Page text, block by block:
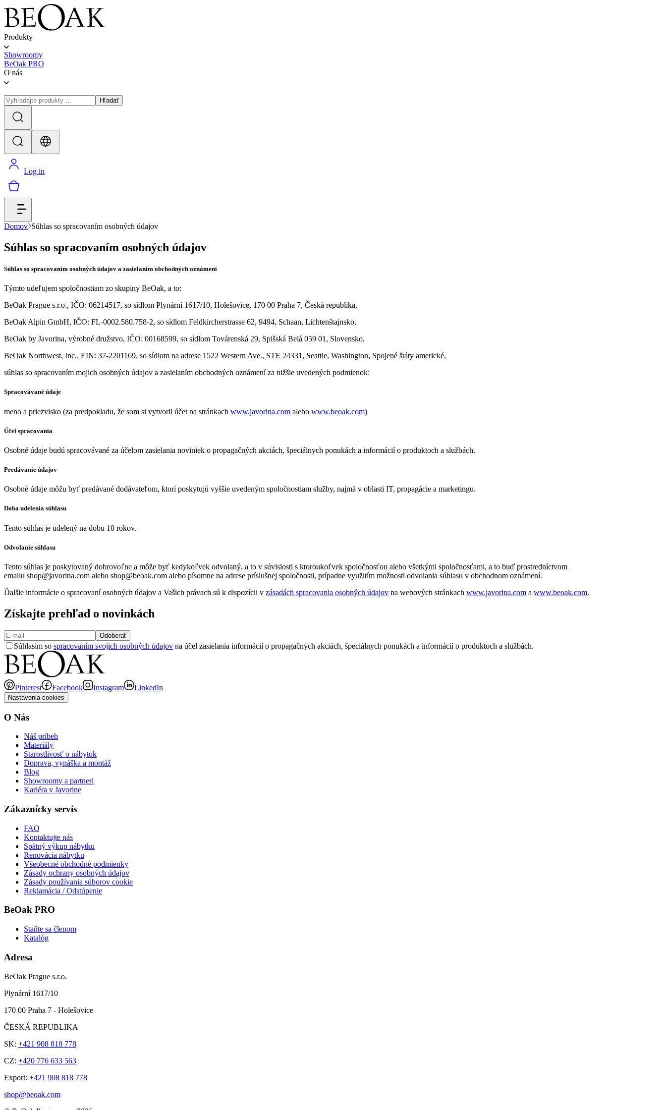
Produkty
Showroomy
BeOak PRO
O nás
Hľadať
Log in
Domov Súhlas so spracovaním osobných údajov
Súhlas so spracovaním osobných údajov
Súhlas so spracovaním osobných údajov a zasielaním obchodných oznámení
Týmto udeľujem spoločnostiam zo skupiny BeOak, a to:
BeOak Prague s.r.o., IČO: 06214517, so sídlom Plynární 1617/10, Holešovice, 170 00 Praha 7, Česká republika,
BeOak Alpin GmbH, IČO: FL-0002.580.758-2, so sídlom Feldkircherstrasse 62, 9494, Schaan, Lichtenštajnsko,
BeOak by Javorina, výrobné družstvo, IČO: 00168599, so sídlom Továrenská 29, Spišská Belá 059 01, Slovensko,
BeOak Northwest, Inc., EIN: 37-2201169, so sídlom na adrese 1522 Western Ave., STE 24331, Seattle, Washington, Spojené štáty americké,
súhlas so spracovaním mojich osobných údajov a zasielaním obchodných oznámení za nižšie uvedených podmienok:
Spracovávané údaje
meno a priezvisko (za predpokladu, že som si vytvoril účet na stránkach www.javorina.com alebo www.beoak.com)
Účel spracovania
Osobné údaje budú spracovávané za účelom zasielania noviniek o propagačných akciách, špeciálnych ponukách a informácií o produktoch a službách.
Predávanie údajov
Osobné údaje môžu byť predávané dodávateľom, ktorí poskytujú vyššie uvedeným spoločnostiam služby, najmä v oblasti IT, propagácie a marketingu.
Doba udelenia súhlasu
Tento súhlas je udelený na dobu 10 rokov.
Odvolanie súhlasu
Tento súhlas je poskytovaný dobrovoľne a môže byť kedykoľvek odvolaný, a to v súvislosti s ktoroukoľvek spoločnosťou alebo všetkými spoločnosťami, a to buď prostredníctvom
emailu shop@javorina.com alebo shop@beoak.com alebo písomne na adrese príslušnej spoločnosti, prípadne využitím možnosti odvolania súhlasu v obchodnom oznámení.
Ďalšie informácie o spracovaní osobných údajov a Vašich právach sú k dispozícii v zásadách spracovania osobných údajov na webových stránkach www.javorina.com a www.beoak.com.
Získajte prehľad o novinkách
Odoberať
Súhlasím so spracovaním svojich osobných údajov na účel zasielania informácií o propagačných akciách, špeciálnych ponukách a informácií o produktoch a službách.
Pinterest Facebook Instagram LinkedIn
Nastavenia cookies
O Nás
Náš príbeh
Materiály
Starostlivosť o nábytok
Doprava, vynáška a montáž
Blog
Showroomy a partneri
Kariéra v Javorine
Zákaznícky servis
FAQ
Kontaktujte nás
Spätný výkup nábytku
Renovácia nábytku
Všeobecné obchodné podmienky
Zásady ochrany osobných údajov
Zásady používania súborov cookie
Reklamácia / Odstúpenie
BeOak PRO
Staňte sa členom
Katalóg
Adresa
BeOak Prague s.r.o.
Plynární 1617/10
170 00 Praha 7 - Holešovice
ČESKÁ REPUBLIKA
SK: +421 908 818 778
CZ: +420 776 633 563
Export: +421 908 818 778
shop@beoak.com